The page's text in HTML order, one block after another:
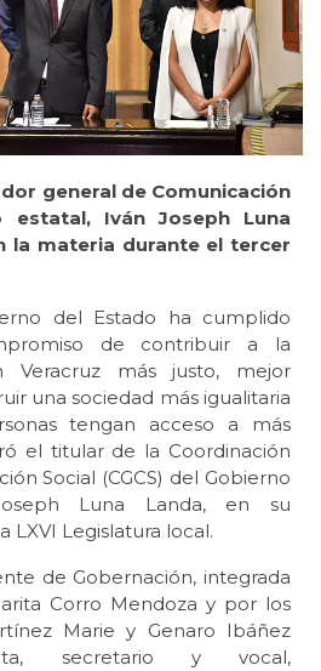
general de Comunicación
estatal, Iván Joseph Luna
la materia durante el tercer
del Estado ha cumplido
de contribuir a la
Veracruz más justo, mejor
una sociedad más igualitaria
tengan acceso a más
el titular de la Coordinación
Social (CGCS) del Gobierno
Luna Landa, en su
LXVI Legislatura local.
de Gobernación, integrada
Corro Mendoza y por los
Marie y Genaro Ibáñez
secretario y vocal,